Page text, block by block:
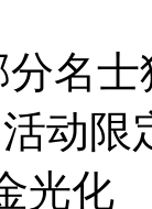
名
动限
光化